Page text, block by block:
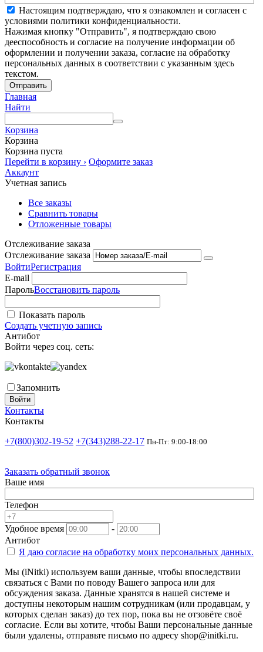
Настоящим подтверждаю, что я ознакомлен и согласен с
условиями политики конфиденциальности.
Нажимая кнопку "Отправить", я подтверждаю свою
дееспособность и согласие на получение информации об
оформлении и получении заказа, согласие на обработку
персональных данных в соответствии с указанным здесь
текстом.
Отправить
Главная
Найти
Корзина
Корзина
Корзина пуста
Перейти в корзину › Оформите заказ
Аккаунт
Учетная запись
Все заказы
Сравнить товары
Отложенные товары
Отслеживание заказа
Отслеживание заказа
ВойтиРегистрация
E-mail
ПарольВосстановить пароль
Показать пароль
Создать учетную запись
Антибот
Войти через соц. сеть:
Запомнить
Войти
Контакты
Контакты
+7(800)302-19-52 +7(343)288-22-17 Пн-Пт: 9:00-18:00
Заказать обратный звонок
Ваше имя
Телефон
Удобное время
-
Антибот
Я даю согласие на обработку моих персональных данных.
Мы (iNitki) используем ваши данные, чтобы впоследствии
связаться с Вами по поводу Вашего запроса или для
обсуждения заказа. Данные хранятся в нашей системе и
доступны некоторым нашим сотрудникам (или продавцам, у
которых сделан заказ) до тех пор, пока вы не отзовёте своё
согласие. Если вы хотите, чтобы Ваши персональные данные
были удалены, отправьте письмо по адресу shop@initki.ru.